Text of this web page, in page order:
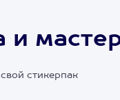
стикерпак